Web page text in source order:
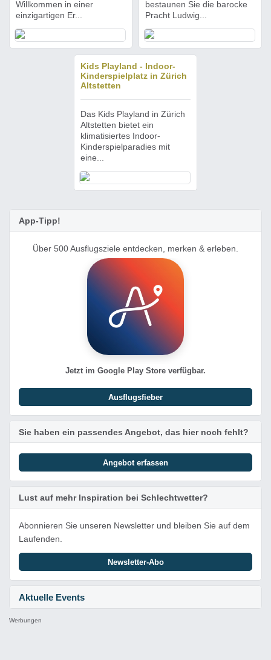
Willkommen in einer
einzigartigen Er...
bestaunen Sie die barocke
Pracht Ludwig...
Kids Playland - Indoor-
Kinderspielplatz in Zürich
Altstetten
Das Kids Playland in Zürich
Altstetten bietet ein
klimatisiertes Indoor-
Kinderspielparadies mit
eine...
Aktuelle Events
App-Tipp!
Über 500 Ausflugsziele entdecken, merken & erleben.
Jetzt im Google Play Store verfügbar.
Ausflugsfieber
Sie haben ein passendes Angebot, das hier noch fehlt?
Angebot erfassen
Lust auf mehr Inspiration bei Schlechtwetter?
Abonnieren Sie unseren Newsletter und bleiben Sie auf dem
Laufenden.
Newsletter-Abo
Werbungen